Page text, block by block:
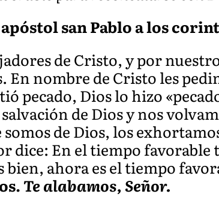
san Pablo a los
de Cristo, y por
En nombre de Cristo les
pecado, Dios lo hizo
de Dios y nos
de Dios, los
dice: En el tiempo favorable
ahora es el tiempo
Te alabamos, Señor.